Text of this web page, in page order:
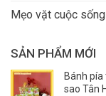
Mẹo vặt cuộc sống
SẢN PHẨM MỚI
Bánh
sao Tân